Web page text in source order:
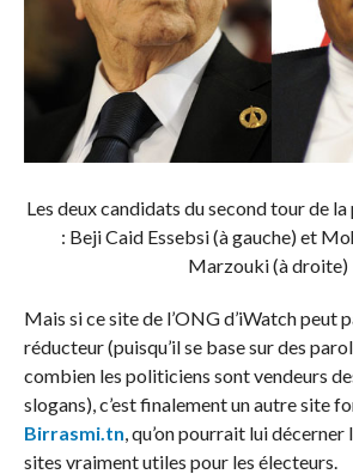
Les deux candidats du second tour de
: Beji Caid Essebsi (à gauche) et
Marzouki (à droite)
Mais si ce site de l’ONG d’iWatch peut
réducteur (puisqu’il se base sur des
combien les politiciens sont vendeurs
slogans), c’est finalement un autre site
Birrasmi.tn , qu’on pourrait lui décerner
sites vraiment utiles pour les électeurs.